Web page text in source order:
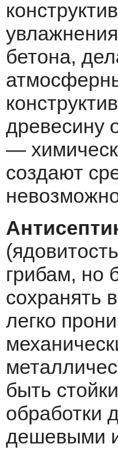
бетона,
древесину
—
создают
грибам, но
сохранять
легко
быть
обработки
дешевыми